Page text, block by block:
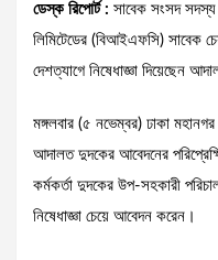
ডেস্ক রিপোর্ট : সাবেক সংসদ সদস্য
লিমিটেডের (বিআইএফসি) সাবেক
দেশত্যাগে নিষেধাজ্ঞা দিয়েছেন
মঙ্গলবার (৫ নভেম্বর) ঢাকা
আদালত দুদকের আবেদনের
কর্মকর্তা দুদকের উপ-সহকারী
নিষেধাজ্ঞা চেয়ে আবেদন করেন।